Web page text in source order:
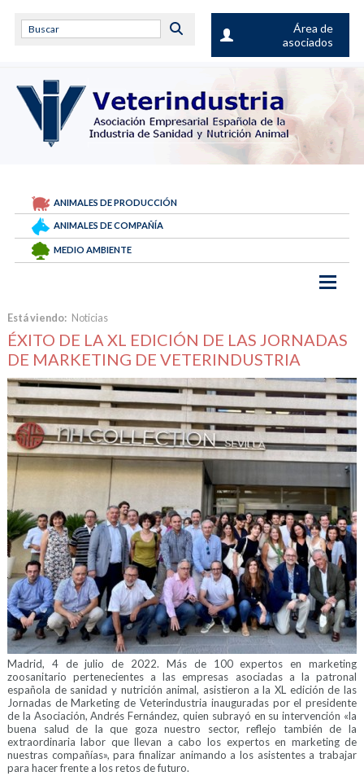
Área de
asociados
ANIMALES DE PRODUCCIÓN
ANIMALES DE COMPAÑÍA
MEDIO AMBIENTE
Está viendo: Noticias
ÉXITO DE LA XL EDICIÓN DE LAS JORNADAS
DE MARKETING DE VETERINDUSTRIA
Madrid, 4 de julio de 2022. Más de 100 expertos en marketing
zoosanitario pertenecientes a las empresas asociadas a la patronal
española de sanidad y nutrición animal, asistieron a la XL edición de las
Jornadas de Marketing de Veterindustria inauguradas por el presidente
de la Asociación, Andrés Fernández, quien subrayó en su intervención «la
buena salud de la que goza nuestro sector, reflejo también de la
extraordinaria labor que llevan a cabo los expertos en marketing de
nuestras compañías», para finalizar animando a los asistentes a trabajar
para hacer frente a los retos de futuro.